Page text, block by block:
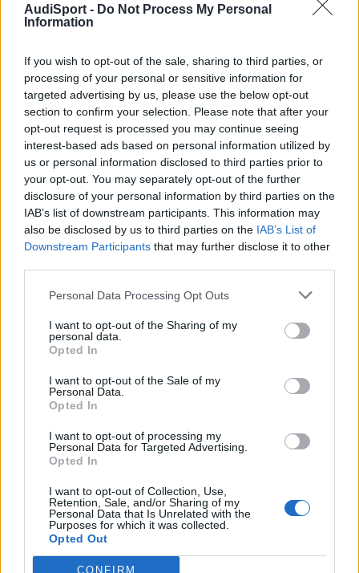
AudiSport - Do Not Process My Personal
Information
If you wish to opt-out of the sale, sharing to third parties, or
processing of your personal or sensitive information for
targeted advertising by us, please use the below opt-out
section to confirm your selection. Please note that after your
opt-out request is processed you may continue seeing
interest-based ads based on personal information utilized by
us or personal information disclosed to third parties prior to
your opt-out. You may separately opt-out of the further
disclosure of your personal information by third parties on the
IAB’s list of downstream participants. This information may
also be disclosed by us to third parties on the IAB’s List of
Downstream Participants that may further disclose it to other
Personal Data Processing Opt Outs
I want to opt-out of the Sharing of my
personal data.
Opted In
I want to opt-out of the Sale of my
Personal Data.
Opted In
I want to opt-out of processing my
Personal Data for Targeted Advertising.
Opted In
I want to opt-out of Collection, Use,
Retention, Sale, and/or Sharing of my
Personal Data that Is Unrelated with the
Purposes for which it was collected.
Opted Out
CONFIRM
Editado15 de Enero del 2011por RomuloTDI
Responder
Mmanu86
Publicado15 de Enero del 2011
RomuloTDI dijo:
Pues mira, para el 2.0Tfsi de 211cv audi da estas cifras:
Consumo combinado: 7,3 l / Emisiones combinadas de CO2:
172 g/km (EU5)
en realidad por que los calculos de los fabricantes siempre
son a la baja y sacados en condiciones demasiado
Yo personalmente creo que para un 2.0Tfsi de mas de
200cv son consumos razonables.
Por cierto, puedes verlo aqui:
page
Gracias, pero yo hablo del A4 2.0TFSI 200CV del 2007. No el